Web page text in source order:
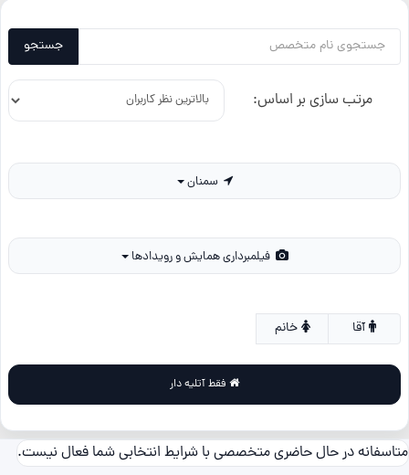
جستجو
مرتب سازی بر اساس:
فیلمبرداری همایش و رویدادها
خانم
متاسفانه در حال حاضری متخصصی با شرایط انتخابی شما فعال نیست.